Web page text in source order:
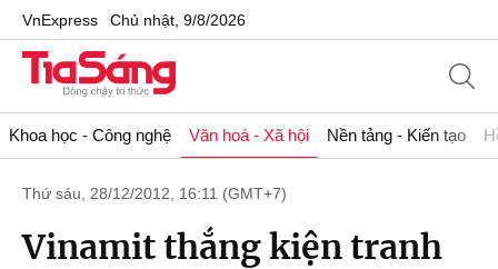
VnExpress Chủ nhật, 9/8/2026
Khoa học - Công nghệ Văn hoá - Xã hội Nền tảng - Kiến tạo
Thứ sáu, 28/12/2012, 16:11 (GMT+7)
Vinamit thắng kiện tranh